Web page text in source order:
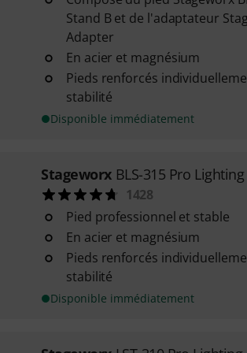
Stand B et de l'adaptateur
Adapter
En acier et magnésium
Pieds renforcés
stabilité
Disponible immédiatement
Stageworx BLS-315 Pro
1428
Pied professionnel et stable
En acier et magnésium
Pieds renforcés
stabilité
Disponible immédiatement